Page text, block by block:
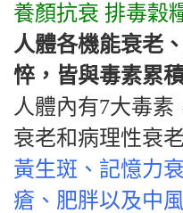
養顏抗衰 排毒穀
人體各機能衰老
悴，皆與毒素累
人體內有7大毒素
衰老和病理性衰老
黃生斑、記憶力
瘡、肥胖以及中